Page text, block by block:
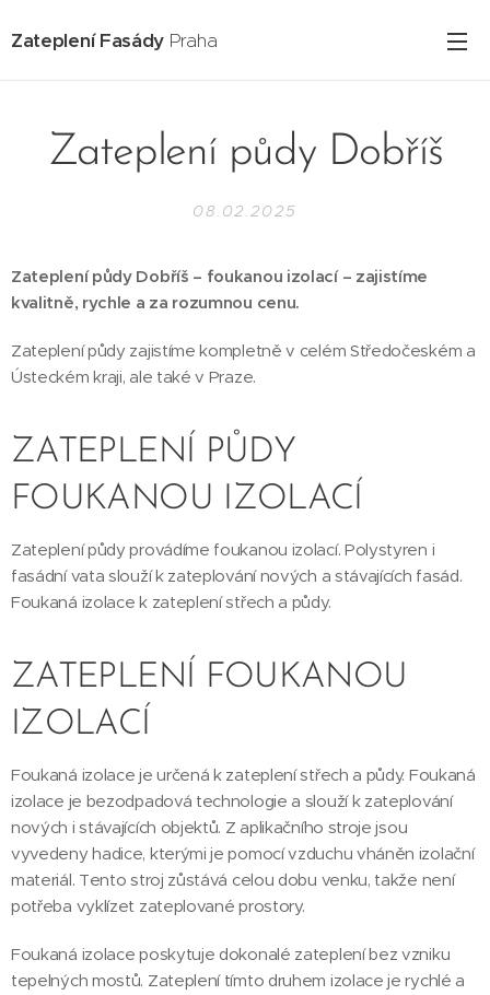
Zateplení Fasády Praha
Zateplení půdy Dobříš
08.02.2025
Zateplení půdy Dobříš – foukanou izolací – zajistíme
kvalitně, rychle a za rozumnou cenu.
Zateplení půdy zajistíme kompletně v celém Středočeském a
Ústeckém kraji, ale také v Praze.
ZATEPLENÍ PŮDY
FOUKANOU IZOLACÍ
Zateplení půdy provádíme foukanou izolací. Polystyren i
fasádní vata slouží k zateplování nových a stávajících fasád.
Foukaná izolace k zateplení střech a půdy.
ZATEPLENÍ FOUKANOU
IZOLACÍ
Foukaná izolace je určená k zateplení střech a půdy. Foukaná
izolace je bezodpadová technologie a slouží k zateplování
nových i stávajících objektů. Z aplikačního stroje jsou
vyvedeny hadice, kterými je pomocí vzduchu vháněn izolační
materiál. Tento stroj zůstává celou dobu venku, takže není
potřeba vyklízet zateplované prostory.
Foukaná izolace poskytuje dokonalé zateplení bez vzniku
tepelných mostů. Zateplení tímto druhem izolace je rychlé a